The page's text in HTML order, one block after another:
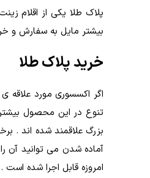
پلاک طلا یکی از اقلام
بیشتر مایل به سفارش و
خرید پلاک طلا
اگر اکسسوری مورد علاقه
تنوع در این محصول
بزرگ علاقمند شده اند .
آماده شدن می توانید آن
امروزه قابل اجرا شده است .